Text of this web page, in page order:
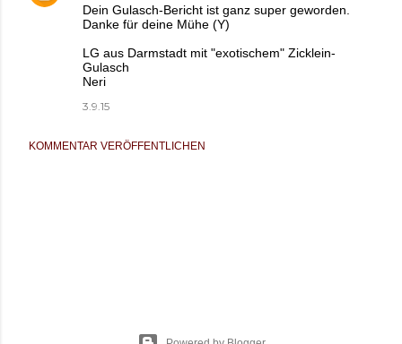
Dein Gulasch-Bericht ist ganz super geworden.
Danke für deine Mühe (Y)
LG aus Darmstadt mit "exotischem" Zicklein-
Gulasch
Neri
3.9.15
KOMMENTAR VERÖFFENTLICHEN